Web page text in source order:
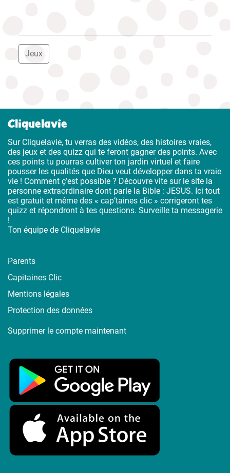
Jeux
Cliquelavie
Sur Cliquelavie, tu verras des vidéos, des histoires vraies,
des jeux et des quizz qui te feront gagner des points. Avec
ces points tu pourras cultiver ton jardin virtuel et faire
pousser les qualités que Dieu veut développer dans ta vraie
vie ! Comment ç’est possible ? Découvre vite sur le site la
personne extraordinaire dont parle la Bible : JESUS. Ici tout
est gratuit et même des « cap’taines clic » corrigeront tes
quizz et répondront à tes questions. Surveille ta messagerie
!
Ton équipe de Cliquelavie
Parents
Capitaines Clic
Mentions légales
Protection des données
Supprimer le compte maintenant